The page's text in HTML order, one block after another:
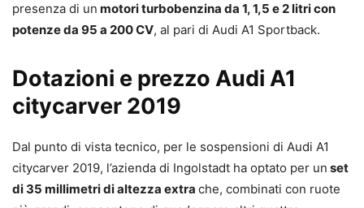
presenza di un motori turbobenzina da 1, 1,5 e 2 litri con
potenze da 95 a 200 CV, al pari di Audi A1 Sportback.
Dotazioni e prezzo Audi A1
citycarver 2019
Dal punto di vista tecnico, per le sospensioni di Audi A1
citycarver 2019, l’azienda di Ingolstadt ha optato per un set
di 35 millimetri di altezza extra che, combinati con ruote